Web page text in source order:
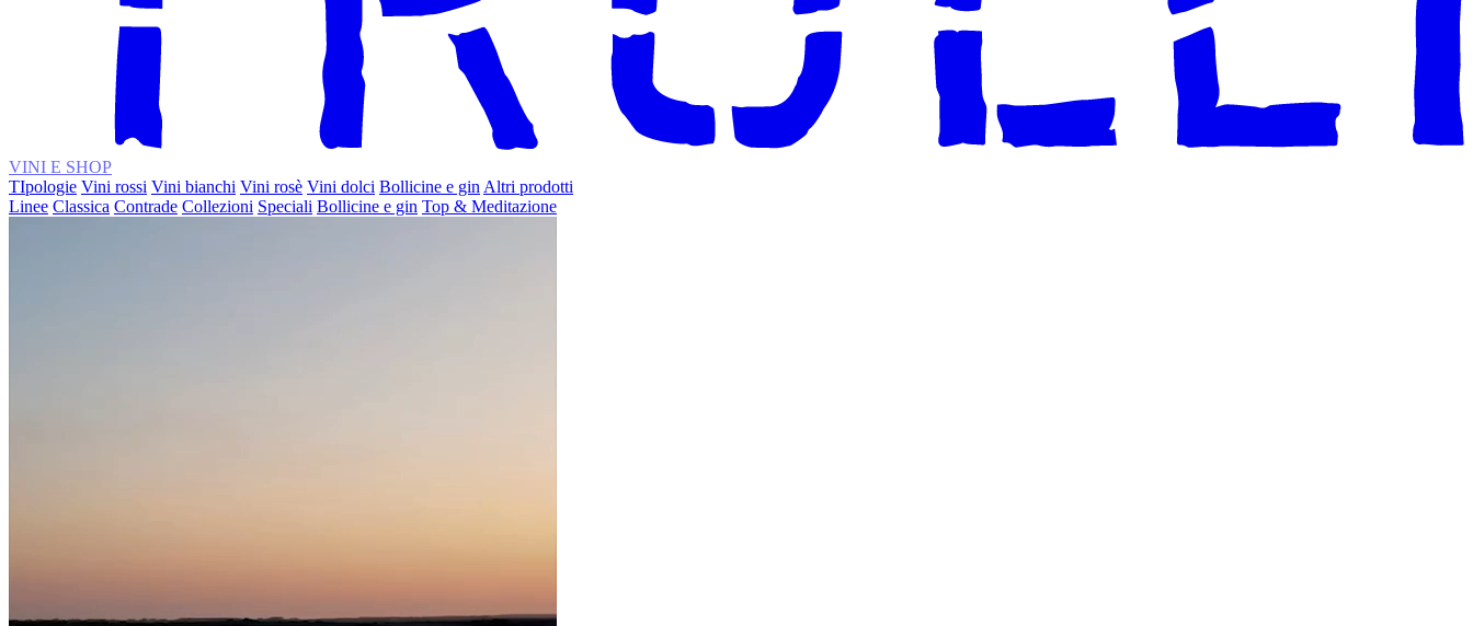
VINI E SHOP
TIpologie Vini rossi Vini bianchi Vini rosè Vini dolci Bollicine e ginAltri prodotti
Linee Classica Contrade Collezioni Speciali Bollicine e gin Top & Meditazione